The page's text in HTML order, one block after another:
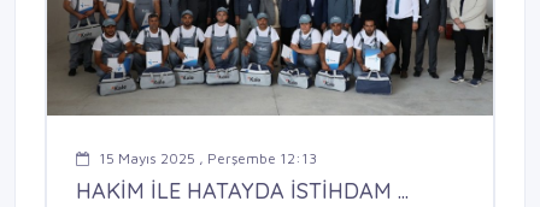
15 Mayıs 2025 , Perşembe 12:13
HAKİM İLE HATAYDA İSTİHDAM ...